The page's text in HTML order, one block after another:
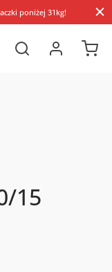
poniżej 31kg!
15